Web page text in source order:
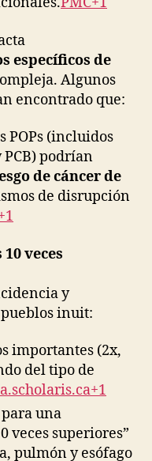
específicos de
Algunos
encontrado que:
POPs (incluidos
podrían
de cáncer de
de disrupción
veces
y
inuit:
importantes (2x,
del tipo de
para una
veces superiores”
pulmón y esófago